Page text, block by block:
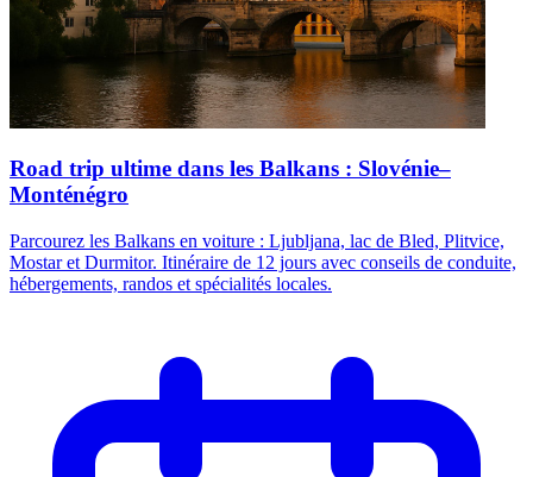
Road trip ultime dans les Balkans : Slovénie–
Monténégro
Parcourez les Balkans en voiture : Ljubljana, lac de Bled, Plitvice,
Mostar et Durmitor. Itinéraire de 12 jours avec conseils de conduite,
hébergements, randos et spécialités locales.